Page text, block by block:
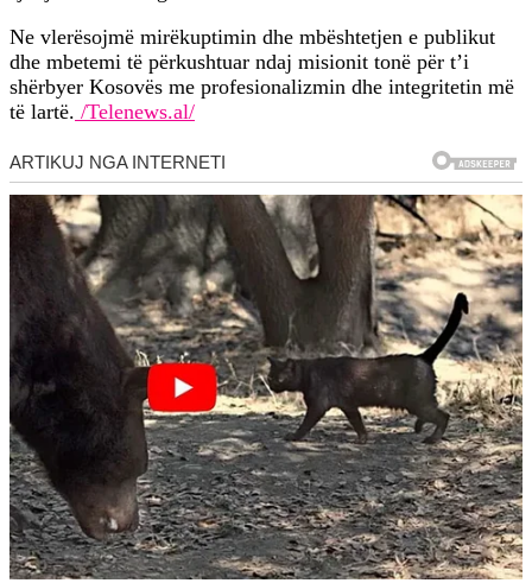
Ne vlerësojmë mirëkuptimin dhe mbështetjen e publikut
dhe mbetemi të përkushtuar ndaj misionit tonë për t’i
shërbyer Kosovës me profesionalizmin dhe integritetin më
të lartë. /Telenews.al/